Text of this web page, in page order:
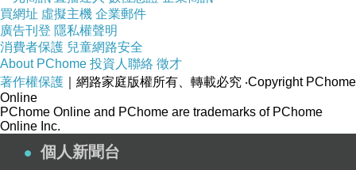
總之，在選擇玻璃屏風
需求、風格搭配、透明度和功能等多個因素。透
過合理的選擇，可以使玻璃屏風成為室內的亮
點，同時實現實用性和美觀性的平衡。
玻璃隔間在現代辦公環境中扮演著什麼角色？它
如何透過嶄新的設計，重新定義了辦公室的風貌
和功能？讓我們來深入瞭解這個話題。
買網址 虛擬主機 企業郵件
廣告刊登 隱私權聲明
消費者保護 兒童網路安全
About PChome 投資人聯絡 徵才
著作權保護 ｜網路家庭版權所有、轉載必究 ‧Copyright PChome
Online
PChome Online and PChome are trademarks of PChome
Online Inc.
個人新聞台